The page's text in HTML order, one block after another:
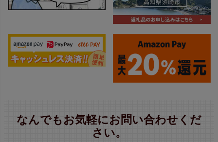
なんでもお気軽にお問い合わせくだ
さい。